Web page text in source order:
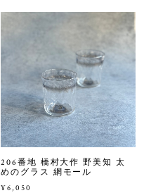
206番地 橋村大作 野美知 太
めのグラス 網モール
¥6,050